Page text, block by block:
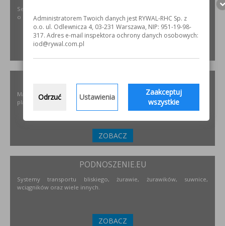
Serwis internetowy poświęcony obróbce stali nierdzewnej. Wszystko
o materiałach, urządzeniach i technologiach.
Materiały i urządzenia do napawania i regeneracji. Układy
plastyfikujące oraz obróbka CNC.
ZOBACZ
PODNOSZENIE.EU
Systemy transportu bliskiego, żurawie, żurawików, suwnice,
wciągników oraz wiele innych.
ZOBACZ
Administratorem Twoich danych jest RYWAL-RHC Sp. z
o.o. ul. Odlewnicza 4, 03-231 Warszawa, NIP: 951-19-98-
317. Adres e-mail inspektora ochrony danych osobowych:
iod@rywal.com.pl
Odrzuć Ustawienia
Zaakceptuj
wszystkie